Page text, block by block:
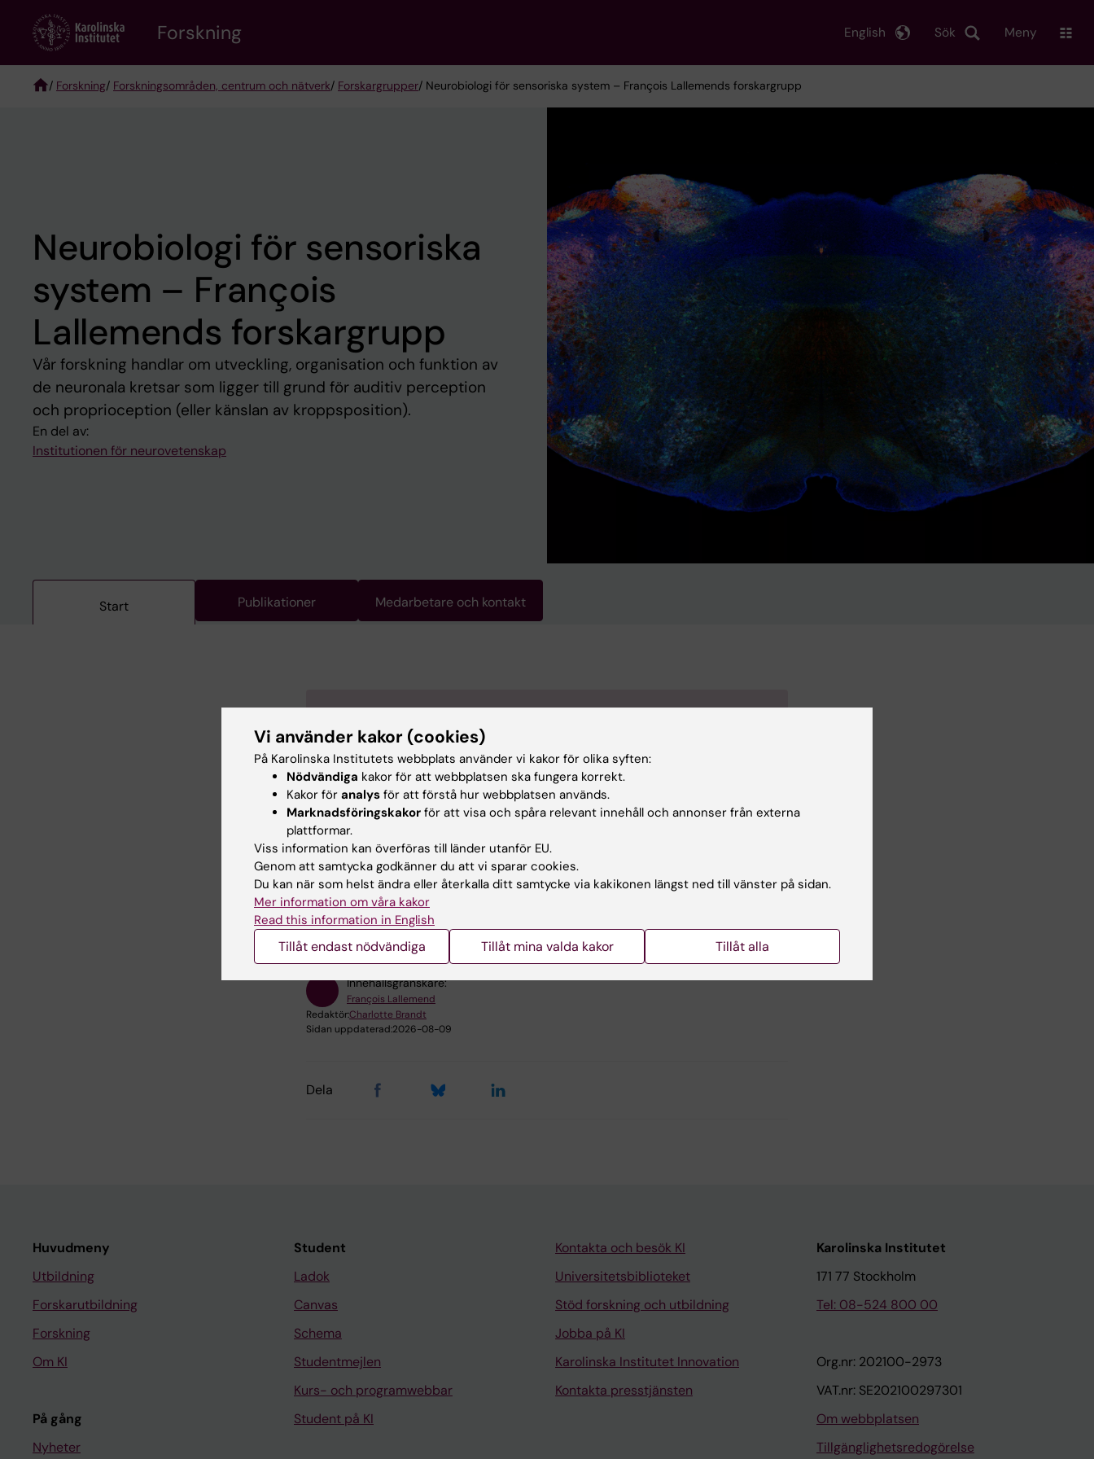
content
Forskning Sök
English Meny
/ Forskning/ Forskningsområden, centrum och nätverk/ Forskargrupper/ Neurobiologi för sensoriska system – François Lallemends forskargrupp
Neurobiologi för sensoriska
system – François
Lallemends forskargrupp
Vår forskning handlar om utveckling, organisation och funktion av
de neuronala kretsar som ligger till grund för auditiv perception
och proprioception (eller känslan av kroppsposition).
En del av:
Institutionen för neurovetenskap
Start Publikationer Medarbetare och kontakt
Mer info på engelska
Du hittar mer information om vår forskargrupp på den engelska sidan:
Neurobiology of Sensory Systems – Francois Lallemend group
Forskningsområden:
Cell- och molekylärbiologi
Innehållsgranskare:
François Lallemend
Redaktör:Charlotte Brandt
Sidan uppdaterad:2026-08-09
Dela
Huvudmeny
Utbildning
Forskarutbildning
Forskning
Om KI
På gång
Nyheter
Student
Ladok
Canvas
Schema
Studentmejlen
Kurs- och programwebbar
Student på KI
Kontakta och besök KI
Universitetsbiblioteket
Stöd forskning och utbildning
Jobba på KI
Karolinska Institutet Innovation
Kontakta presstjänsten
Karolinska Institutet
171 77 Stockholm
Tel: 08-524 800 00
Org.nr: 202100-2973
VAT.nr: SE202100297301
Om webbplatsen
Tillgänglighetsredogörelse
Vi använder kakor (cookies)
På Karolinska Institutets webbplats använder vi kakor för olika syften:
Nödvändiga kakor för att webbplatsen ska fungera korrekt.
Kakor för analys för att förstå hur webbplatsen används.
Marknadsföringskakor för att visa och spåra relevant innehåll och annonser från externa
plattformar.
Viss information kan överföras till länder utanför EU.
Genom att samtycka godkänner du att vi sparar cookies.
Du kan när som helst ändra eller återkalla ditt samtycke via kakikonen längst ned till vänster på sidan.
Mer information om våra kakor
Read this information in English
Tillåt endast nödvändiga Tillåt mina valda kakor Tillåt alla